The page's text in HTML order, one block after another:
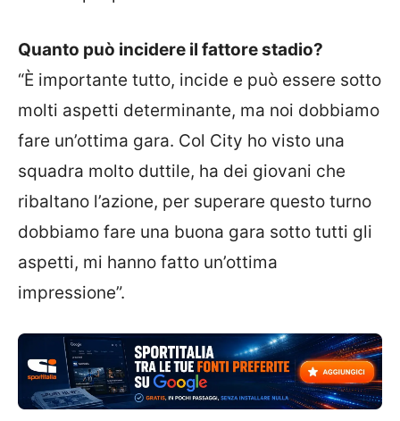
Quanto può incidere il fattore stadio?
“È importante tutto, incide e può essere sotto
molti aspetti determinante, ma noi dobbiamo
fare un’ottima gara. Col City ho visto una
squadra molto duttile, ha dei giovani che
ribaltano l’azione, per superare questo turno
dobbiamo fare una buona gara sotto tutti gli
aspetti, mi hanno fatto un’ottima
impressione”.